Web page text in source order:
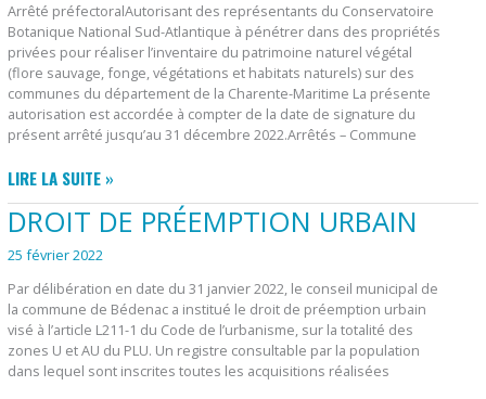
Arrêté préfectoralAutorisant des représentants du Conservatoire
Botanique National Sud-Atlantique à pénétrer dans des propriétés
privées pour réaliser l’inventaire du patrimoine naturel végétal
(flore sauvage, fonge, végétations et habitats naturels) sur des
communes du département de la Charente-Maritime La présente
autorisation est accordée à compter de la date de signature du
présent arrêté jusqu’au 31 décembre 2022.Arrêtés – Commune
ARRÊTÉ
PRÉFECTORAL
LIRE LA SUITE »
DROIT DE PRÉEMPTION URBAIN
25 février 2022
Par délibération en date du 31 janvier 2022, le conseil municipal de
la commune de Bédenac a institué le droit de préemption urbain
visé à l’article L211-1 du Code de l’urbanisme, sur la totalité des
zones U et AU du PLU. Un registre consultable par la population
dans lequel sont inscrites toutes les acquisitions réalisées